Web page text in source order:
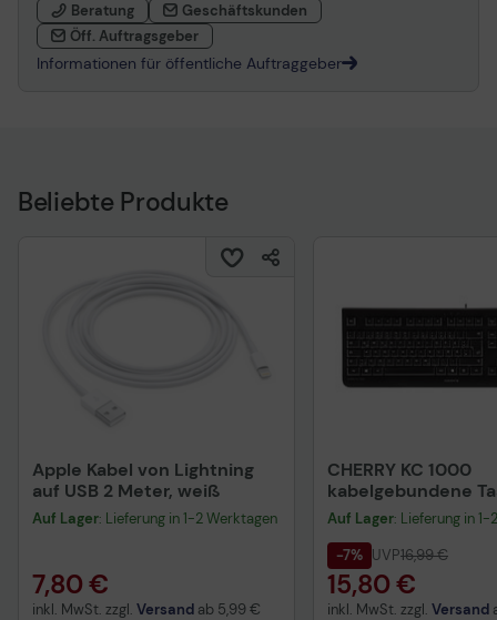
Beratung
Geschäftskunden
Öff. Auftragsgeber
Informationen für öffentliche Auftraggeber
Beliebte Produkte
Apple Kabel von Lightning
auf USB 2 Meter, weiß
Auf Lager: Lieferung in 1-2 Werktagen
7,80 €
inkl. MwSt. zzgl. Versand ab 5,99 €
CHERRY KC 1000
kabelgebundene
QWERTZ DE -
Auf Lager: Lieferung in
-7% UVP16,99 €
15,80 €
inkl. MwSt. zzgl. Versand